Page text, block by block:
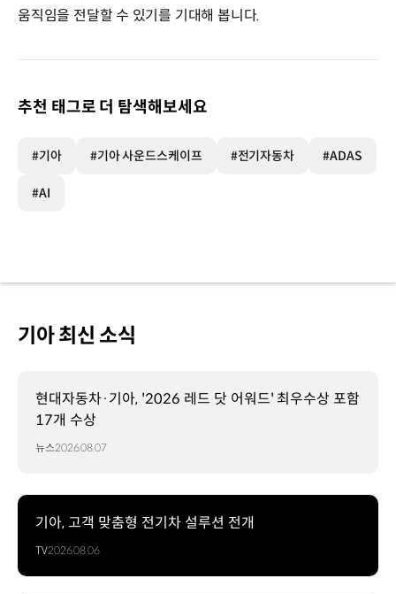
움직임을 전달할 수 있기를 기대해 봅니다.
추천 태그로 더 탐색해보세요
#기아 #기아 사운드스케이프 #전기자동차 #ADAS
#AI
기아 최신 소식
현대자동차·기아, '2026 레드 닷 어워드' 최우수상 포함
17개 수상
뉴스2026.08.07
기아, 고객 맞춤형 전기차 설루션 전개
TV2026.08.06